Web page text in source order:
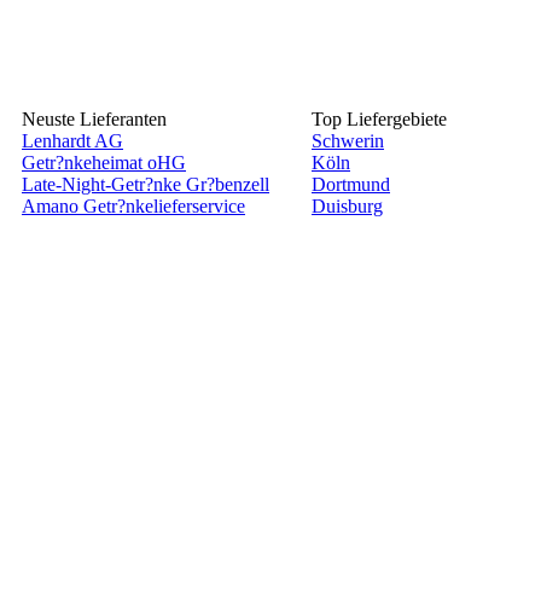
Neuste Lieferanten
Lenhardt AG
Getr?nkeheimat oHG
Late-Night-Getr?nke Gr?benzell
Amano Getr?nkelieferservice
Top Liefergebiete
Schwerin
Köln
Dortmund
Duisburg